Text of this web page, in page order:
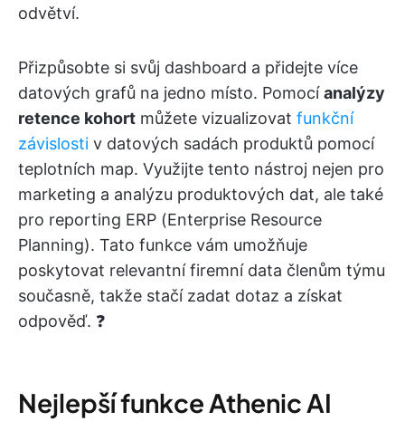
odvětví.
Přizpůsobte si svůj dashboard a přidejte více
datových grafů na jedno místo. Pomocíanalýzy
retence kohort můžete vizualizovat funkční
závislosti v datových sadách produktů pomocí
teplotních map. Využijte tento nástroj nejen pro
marketing a analýzu produktových dat, ale také
pro reporting ERP (Enterprise Resource
Planning). Tato funkce vám umožňuje
poskytovat relevantní firemní data členům týmu
současně, takže stačí zadat dotaz a získat
odpověď. ❓
Nejlepší funkce Athenic AI